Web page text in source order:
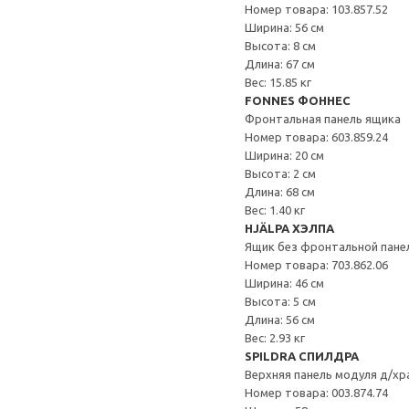
Номер товара: 103.857.52
Ширина: 56 см
Высота: 8 см
Длина: 67 см
Вес: 15.85 кг
FONNES ФОННЕС
Фронтальная панель ящика
Номер товара: 603.859.24
Ширина: 20 см
Высота: 2 см
Длина: 68 см
Вес: 1.40 кг
HJÄLPA ХЭЛПА
Ящик без фронтальной
Номер товара: 703.862.06
Ширина: 46 см
Высота: 5 см
Длина: 56 см
Вес: 2.93 кг
SPILDRA СПИЛДРА
Верхняя панель модуля д/
Номер товара: 003.874.74